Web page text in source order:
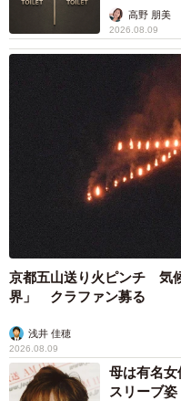
く…高野 朋美
2026.08.09
京都五山送り火ピンチ 気
界」 クラファン募る
浅井 佳穂
2026.08.09
母は有名
スリーブ姿